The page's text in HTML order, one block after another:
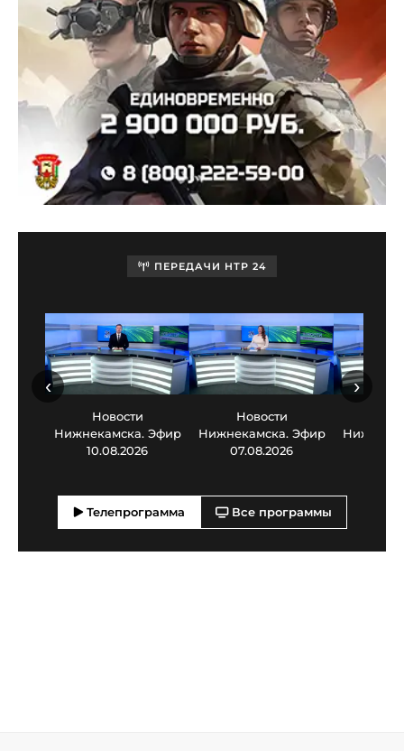
ПЕРЕДАЧИ НТР 24
Новости
Нижнекамска. Эфир
10.08.2026
Новости
Нижнекамска. Эфир
07.08.2026
‹ ›
Телепрограмма Все программы